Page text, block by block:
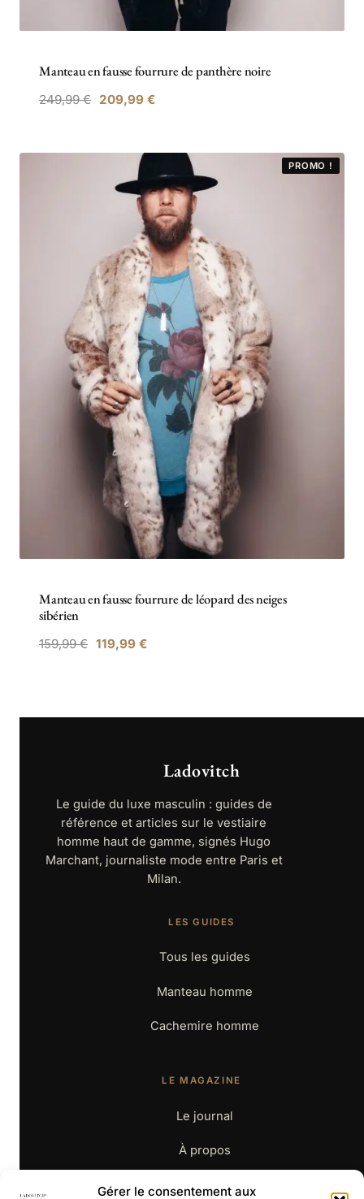
Gérer le consentement aux
Manteau en fausse fourrure de panthère noire
249,99€ 209,99€
PROMO !
Manteau en fausse fourrure de léopard des neiges
sibérien
159,99€ 119,99€
Ladovitch
Le guide du luxe masculin : guides de
référence et articles sur le vestiaire
homme haut de gamme, signés Hugo
Marchant, journaliste mode entre Paris et
Milan.
LES GUIDES
Tous les guides
Manteau homme
Cachemire homme
LE MAGAZINE
Le journal
À propos
Contact